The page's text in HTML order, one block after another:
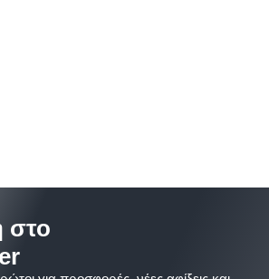
στο